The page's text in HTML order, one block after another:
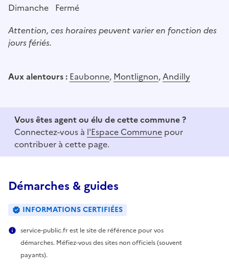
Dimanche Fermé
Attention, ces horaires peuvent varier en fonction des
jours fériés.
Aux alentours : Eaubonne, Montlignon,Andilly
Vous êtes agent ou élu de cette commune ?
Connectez-vous à l'Espace Commune pour
contribuer à cette page.
Démarches & guides
INFORMATIONS CERTIFIÉES
service-public.fr est le site de référence pour vos
démarches. Méfiez-vous des sites non officiels (souvent
payants).